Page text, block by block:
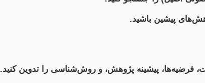
پیشین باشید.
فرضیه‌ها، پیشینه پژوهش، و روش‌شناسی را تدوین کنید.